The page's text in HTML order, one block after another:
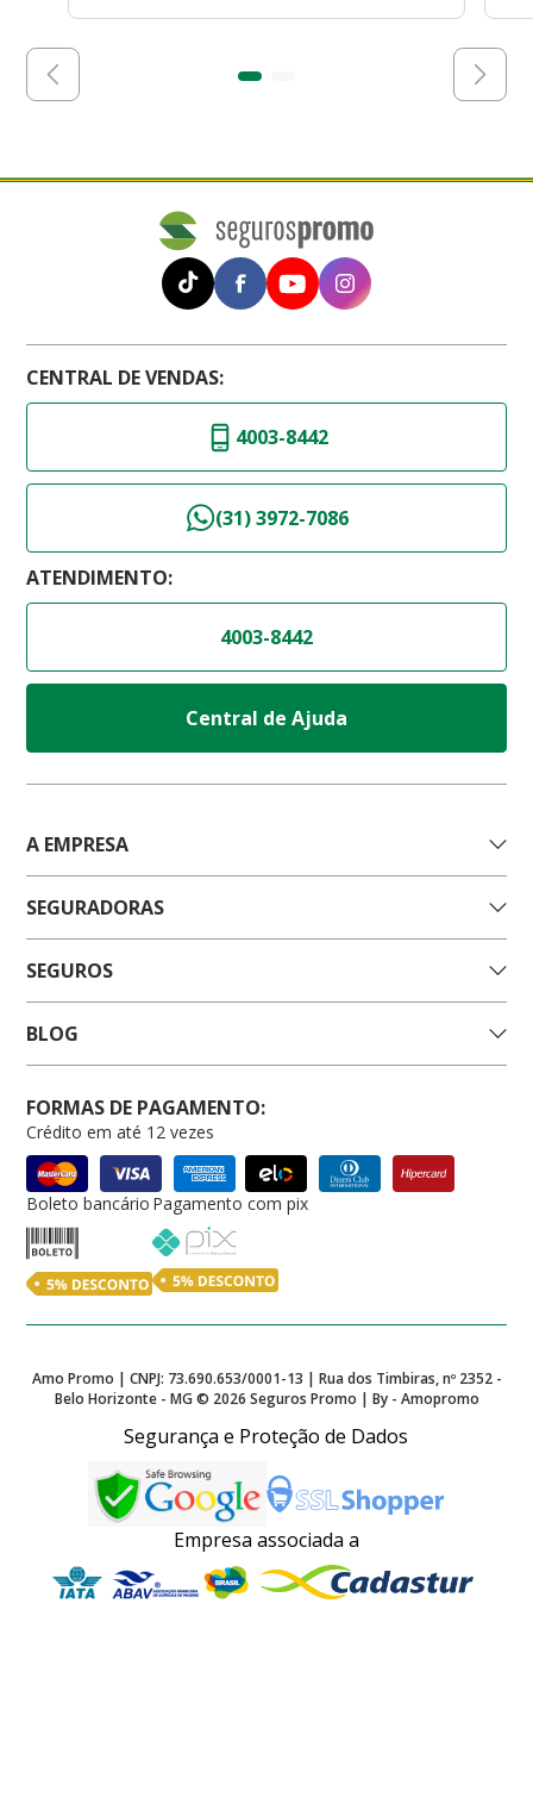
CENTRAL DE VENDAS:
4003-8442
(31) 3972-7086
ATENDIMENTO:
4003-8442
Central de Ajuda
A EMPRESA
SEGURADORAS
SEGUROS
BLOG
FORMAS DE PAGAMENTO:
Crédito em até 12 vezes
Boleto bancário Pagamento com pix
Amo Promo | CNPJ: 73.690.653/0001-13 | Rua dos Timbiras, nº 2352 -
Belo Horizonte - MG © 2026 Seguros Promo | By - Amopromo
Segurança e Proteção de Dados
Empresa associada a